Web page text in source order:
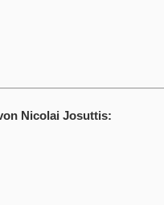
Nicolai Josuttis: